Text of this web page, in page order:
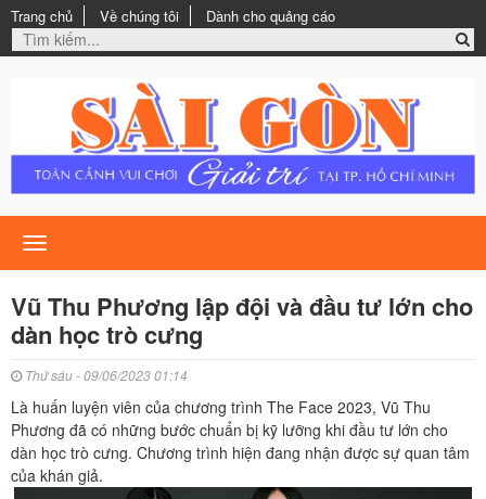
Trang chủ Về chúng tôi Dành cho quảng cáo
Toggle
navigation
Vũ Thu Phương lập đội và đầu tư lớn cho
dàn học trò cưng
Thứ sáu - 09/06/2023 01:14
Là huấn luyện viên của chương trình The Face 2023, Vũ Thu
Phương đã có những bước chuẩn bị kỹ lưỡng khi đầu tư lớn cho
dàn học trò cưng. Chương trình hiện đang nhận được sự quan tâm
của khán giả.